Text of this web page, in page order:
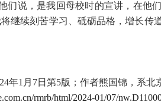
们说，是我回母校时的宣讲，在他
继续刻苦学习、砥砺品格，增长传
年1月7日第5版；作者熊国锦，系北
rmrb/html/2024-01/07/